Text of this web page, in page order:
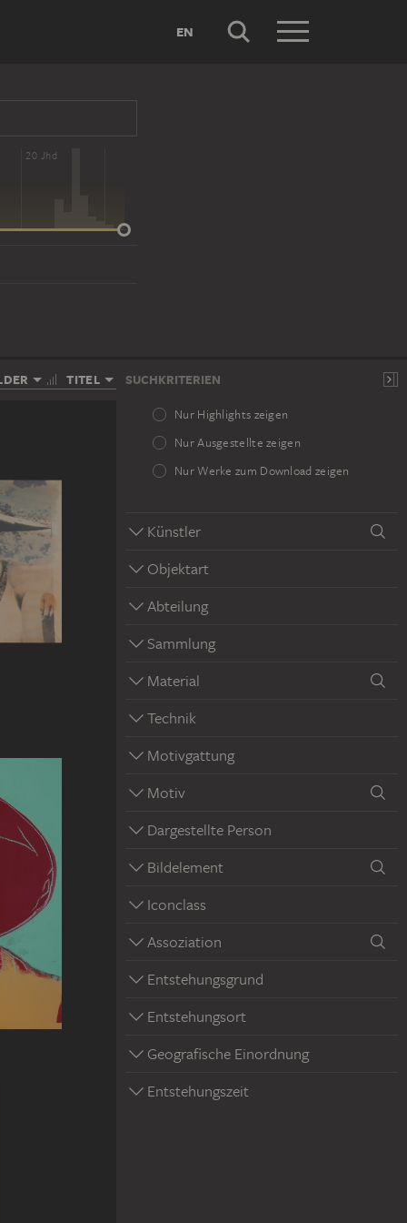
EN
20 Jhd
TITEL SUCHKRITERIEN
Nur Highlights zeigen
Nur Ausgestellte zeigen
Nur Werke zum Download zeigen
Künstler
Objektart
Abteilung
Sammlung
Material
Technik
Motivgattung
Motiv
Dargestellte Person
Bildelement
Iconclass
Assoziation
Entstehungsgrund
Entstehungsort
Geografische Einordnung
Entstehungszeit